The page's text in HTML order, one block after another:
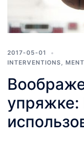
2017-05-01
INTERVENTIONS,
упряжке: